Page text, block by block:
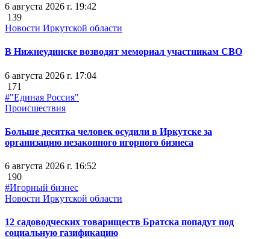
6 августа 2026 г. 19:42
139
Новости Иркутской области
В Нижнеудинске возводят мемориал участникам СВО
6 августа 2026 г. 17:04
171
#"Единая Россия"
Происшествия
Больше десятка человек осудили в Иркутске за
организацию незаконного игорного бизнеса
6 августа 2026 г. 16:52
190
#Игорный бизнес
Новости Иркутской области
12 садоводческих товариществ Братска попадут под
социальную газификацию